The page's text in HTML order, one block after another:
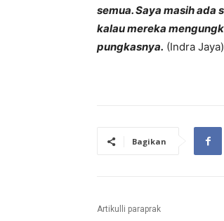
semua. Saya masih ada
kalau mereka
pungkasnya. (Indra Jaya)
Bagikan
Artikulli paraprak